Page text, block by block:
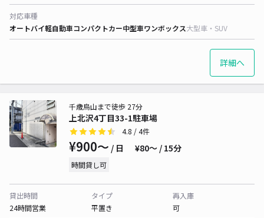
対応車種
オートバイ軽自動車コンパクトカー中型車ワンボックス大型車・SUV
詳細へ
上北沢4丁目33-1駐車場
千歳烏山まで徒歩 27分
4.8 / 4件
¥900〜 / 日 ¥80〜 / 15分
時間貸し可
貸出時間
24時間営業
タイプ
平置き
再入庫
可